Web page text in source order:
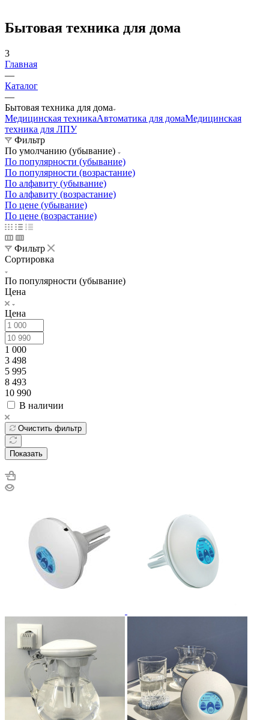
Бытовая техника для дома
3
Главная
—
Каталог
—
Бытовая техника для дома
Медицинская техникаАвтоматика для домаМедицинская
техника для ЛПУ
Фильтр
По умолчанию (убывание)
По популярности (убывание)
По популярности (возрастание)
По алфавиту (убывание)
По алфавиту (возрастание)
По цене (убывание)
По цене (возрастание)
Фильтр
Сортировка
По популярности (убывание)
Цена
Цена
1 000
3 498
5 995
8 493
10 990
В наличии
Очистить фильтр
Показать